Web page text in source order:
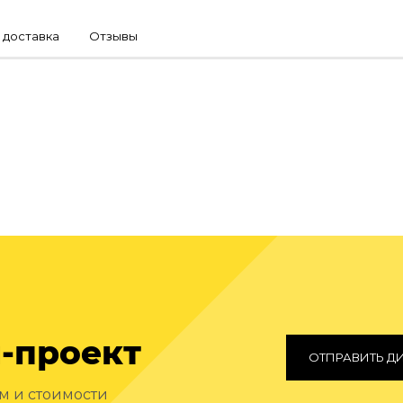
Отзывы
проект
и стоимости
ОТПРАВИТЬ